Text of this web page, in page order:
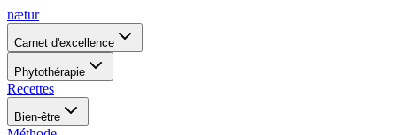
nætur
Carnet d'excellence
Phytothérapie
Recettes
Bien-être